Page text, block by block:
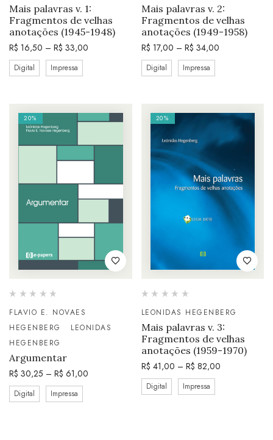
Mais palavras v. 1:
Fragmentos de velhas
anotações (1945-1948)
R$ 16,50 – R$ 33,00
Digital Impressa
Mais palavras v. 2:
Fragmentos de velhas
anotações (1949-1958)
R$ 17,00 – R$ 34,00
Digital Impressa
20%
FLAVIO E. NOVAES
HEGENBERG
LEONIDAS
HEGENBERG
Argumentar
R$ 30,25 – R$ 61,00
Digital Impressa
20%
LEONIDAS HEGENBERG
Mais palavras v. 3:
Fragmentos de velhas
anotações (1959-1970)
R$ 41,00 – R$ 82,00
Digital Impressa